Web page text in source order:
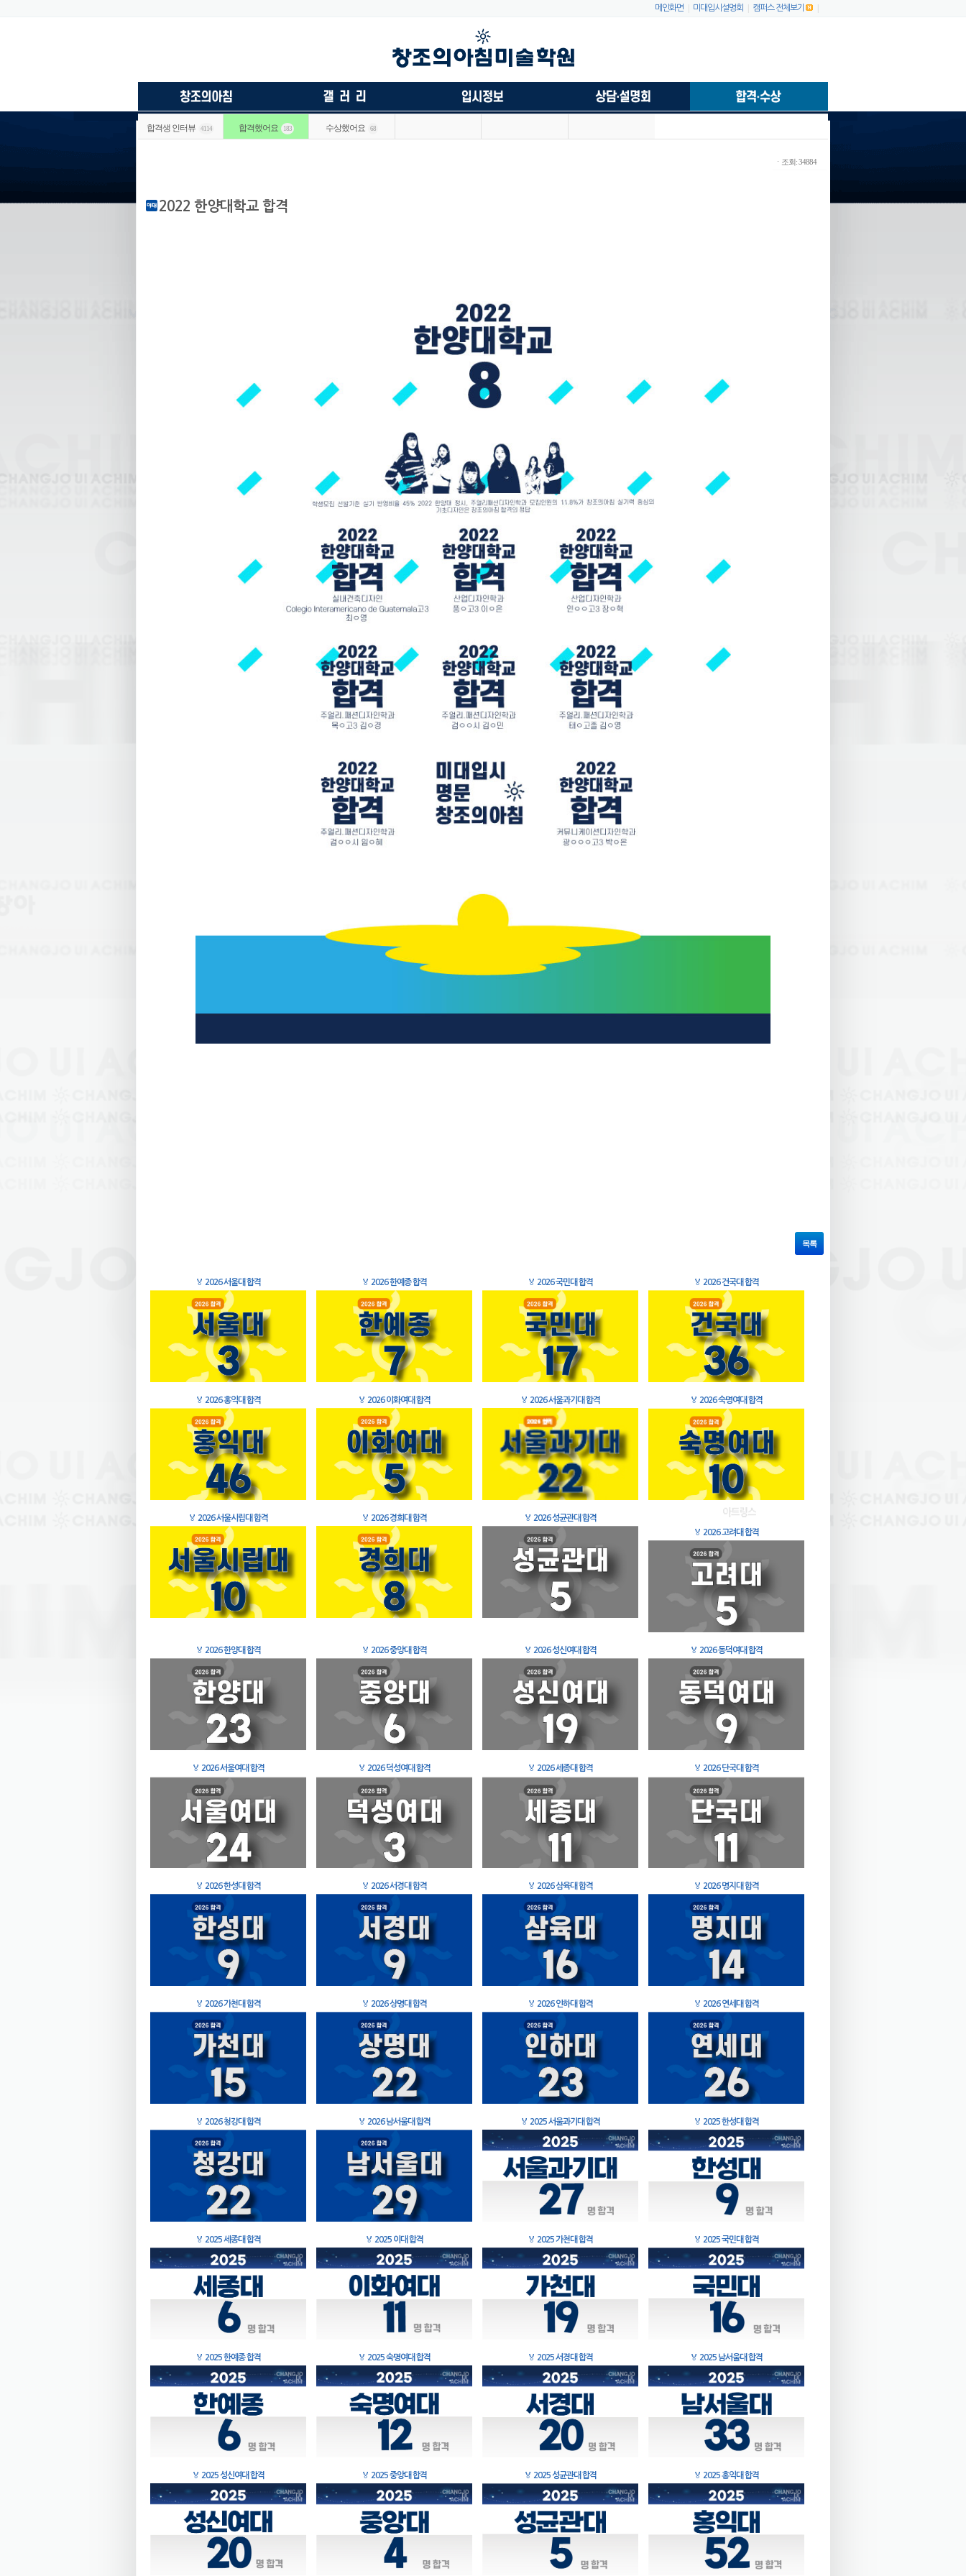
메인화면 미대입시설명회 캠퍼스 전체보기
합격생 인터뷰 4114 합격했어요 183 수상했어요 68
ㆍ조회: 34884
2022 한양대학교 합격
목록
🏅 2026 서울대 합격 🏅 2026 한예종 합격 🏅 2026 국민대 합격 🏅 2026 건국대 합격
🏅 2026 홍익대 합격 🏅 2026 이화여대 합격 🏅 2026 서울과기대 합격 🏅 2026 숙명여대 합격
🏅 2026 서울시립대 합격 🏅 2026 경희대 합격 🏅 2026 성균관대 합격
🏅 2026 고려대 합격
🏅 2026 한양대 합격 🏅 2026 중앙대 합격 🏅 2026 성신여대 합격 🏅 2026 동덕여대 합격
🏅 2026 서울여대 합격 🏅 2026 덕성여대 합격 🏅 2026 세종대 합격 🏅 2026 단국대 합격
🏅 2026 한성대 합격 🏅 2026 서경대 합격 🏅 2026 삼육대 합격 🏅 2026 명지대 합격
🏅 2026 가천대 합격 🏅 2026 상명대 합격 🏅 2026 인하대 합격 🏅 2026 연세대 합격
🏅 2026 청강대 합격 🏅 2026 남서울대 합격 🏅 2025 서울과기대 합격 🏅 2025 한성대 합격
🏅 2025 세종대 합격 🏅 2025 이대 합격 🏅 2025 가천대 합격 🏅 2025 국민대 합격
🏅 2025 한예종 합격 🏅 2025 숙명여대 합격 🏅 2025 서경대 합격 🏅 2025 남서울대 합격
🏅 2025 성신여대 합격 🏅 2025 중앙대 합격 🏅 2025 성균관대 합격 🏅 2025 홍익대 합격